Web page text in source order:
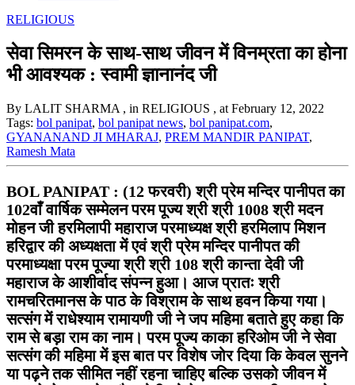
RELIGIOUS
सेवा सिमरन के साथ-साथ जीवन में विनम्रता का होना
भी आवश्यक : स्वामी ज्ञानानंद जी
By LALIT SHARMA , in RELIGIOUS , at February 12, 2022
Tags: bol panipat, bol panipat news, bol panipat.com,
GYANANAND JI MHARAJ, PREM MANDIR PANIPAT,
Ramesh Mata
BOL PANIPAT : (12 फरवरी) श्री प्रेम मन्दिर पानीपत का
102वाँ वार्षिक सम्मेलन परम पूज्य श्री श्री 1008 श्री मदन
मोहन जी हरमिलापी महाराज परमाध्यक्ष श्री हरमिलाप मिशन
हरिद्वार की अध्यक्षता में एवं श्री प्रेम मन्दिर पानीपत की
परमाध्यक्षा परम पूज्या श्री श्री 108 श्री कान्ता देवी जी
महाराज के आशीर्वाद संपन्न हुआ। आज प्रातः श्री
रामचरितमानस के पाठ के विश्राम के साथ हवन किया गया।
सत्संग में राधेश्याम रामायणी जी ने जप महिमा बताते हुए कहा कि
राम से बड़ा राम का नाम। परम पूज्य काका हरिओम जी ने सेवा
सत्संग की महिमा में इस बात पर विशेष जोर दिया कि केवल सुनने
या पढ़ने तक सीमित नहीं रहना चाहिए बल्कि उसको जीवन में